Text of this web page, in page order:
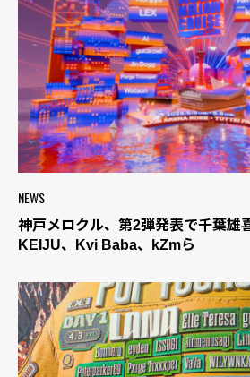
NEWS
神戸メロクル、第2弾発表で千葉雄
KEIJU、Kvi Baba、kZmら